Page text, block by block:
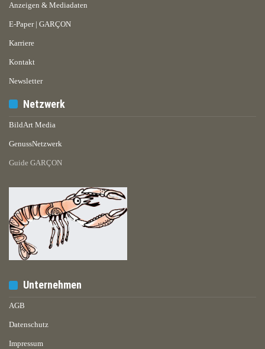
Anzeigen & Mediadaten
E-Paper | GARÇON
Karriere
Kontakt
Newsletter
Netzwerk
BildArt Media
GenussNetzwerk
Guide GARÇON
Unternehmen
AGB
Datenschutz
Impressum